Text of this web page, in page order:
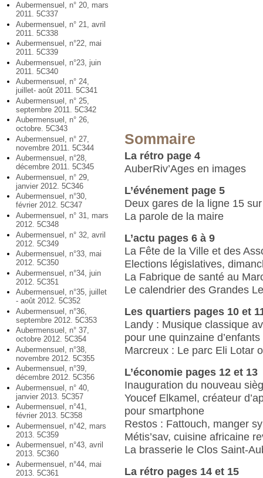
Aubermensuel, n° 20, mars
2011. 5C337
Aubermensuel, n° 21, avril
2011. 5C338
Aubermensuel, n°22, mai
2011. 5C339
Aubermensuel, n°23, juin
2011. 5C340
Aubermensuel, n° 24,
juillet- août 2011. 5C341
Aubermensuel, n° 25,
septembre 2011. 5C342
Aubermensuel, n° 26,
octobre. 5C343
Aubermensuel, n° 27,
novembre 2011. 5C344
Aubermensuel, n°28,
décembre 2011. 5C345
Aubermensuel, n° 29,
janvier 2012. 5C346
Aubermensuel, n°30,
février 2012. 5C347
Aubermensuel, n° 31, mars
2012. 5C348
Aubermensuel, n° 32, avril
2012. 5C349
Aubermensuel, n°33, mai
2012. 5C350
Aubermensuel, n°34, juin
2012. 5C351
Aubermensuel, n°35, juillet
- août 2012. 5C352
Aubermensuel, n°36,
septembre 2012. 5C353
Aubermensuel, n° 37,
octobre 2012. 5C354
Aubermensuel, n°38,
novembre 2012. 5C355
Aubermensuel, n°39,
décembre 2012. 5C356
Aubermensuel, n° 40,
janvier 2013. 5C357
Aubermensuel, n°41,
février 2013. 5C358
Aubermensuel, n°42, mars
2013. 5C359
Aubermensuel, n°43, avril
2013. 5C360
Aubermensuel, n°44, mai
2013. 5C361
Sommaire
La rétro page 4
AuberRiv’Ages en images
L’événement page 5
Deux gares de la ligne 15
La parole de la maire
L’actu pages 6 à 9
La Fête de la Ville et des
Elections législatives,
La Fabrique de santé au
Le calendrier des Grandes
Les quartiers pages 10 et
Landy : Musique classique
pour une quinzaine d’enfants
Marcreux : Le parc Eli Lotar
L’économie pages 12 et 13
Inauguration du nouveau
Youcef Elkamel, créateur
pour smartphone
Restos : Fattouch, manger
Métis’sav, cuisine africaine
La brasserie le Clos Saint-
La rétro pages 14 et 15